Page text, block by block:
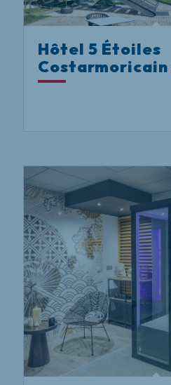
Hôtel 5 Étoiles
Costarmoricain